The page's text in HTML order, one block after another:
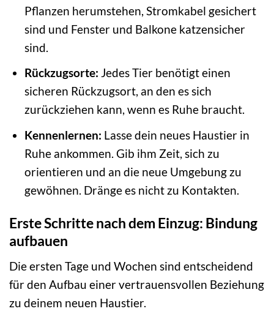
Pflanzen herumstehen, Stromkabel gesichert
sind und Fenster und Balkone katzensicher
sind.
Rückzugsorte: Jedes Tier benötigt einen
sicheren Rückzugsort, an den es sich
zurückziehen kann, wenn es Ruhe braucht.
Kennenlernen: Lasse dein neues Haustier in
Ruhe ankommen. Gib ihm Zeit, sich zu
orientieren und an die neue Umgebung zu
gewöhnen. Dränge es nicht zu Kontakten.
Erste Schritte nach dem Einzug: Bindung
aufbauen
Die ersten Tage und Wochen sind entscheidend
für den Aufbau einer vertrauensvollen Beziehung
zu deinem neuen Haustier.